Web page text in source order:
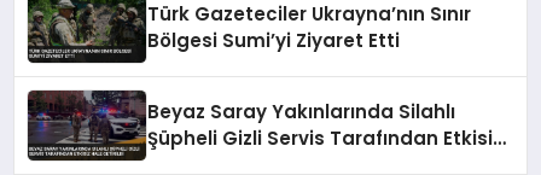
Türk Gazeteciler Ukrayna’nın Sınır
Bölgesi Sumi’yi Ziyaret Etti
Beyaz Saray Yakınlarında Silahlı
Şüpheli Gizli Servis Tarafından Etkisiz